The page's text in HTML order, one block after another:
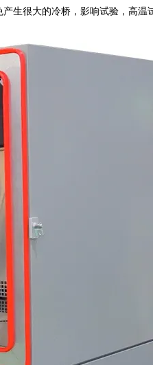
生很大的冷桥，影响试验，高温